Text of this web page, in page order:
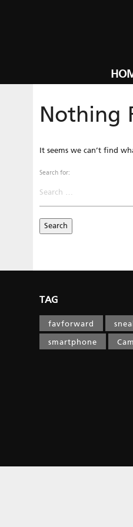
Nothing
It seems we can’t find
Search for:
TAG
favforward
smartphone